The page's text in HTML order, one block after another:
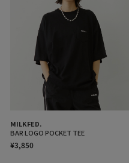
MILKFED.
BAR LOGO POCKET TEE
¥3,850